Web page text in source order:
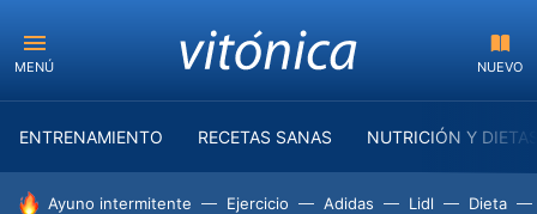
MENÚ NUEVO
ENTRENAMIENTO RECETAS SANAS NUTRICIÓN Y
HOY SE HABLA DE
Ayuno intermitente Ejercicio Adidas Lidl Dieta